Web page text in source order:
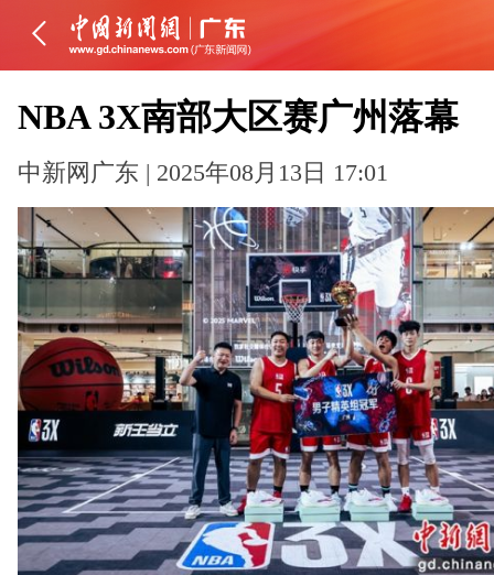
NBA 3X南部大区赛广州落幕
中新网广东 | 2025年08月13日 17:01